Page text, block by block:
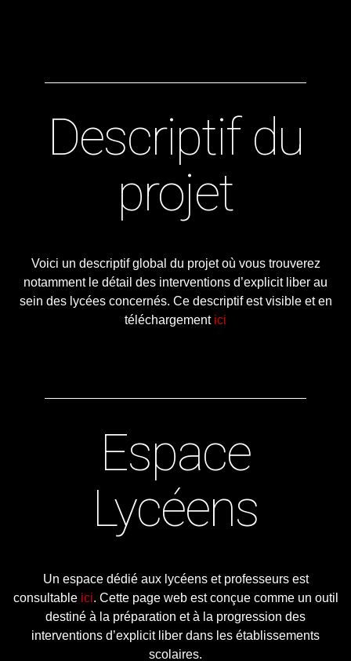
Descriptif du
projet
Voici un descriptif global du projet où vous trouverez
notamment le détail des interventions d’explicit liber au
sein des lycées concernés. Ce descriptif est visible et en
téléchargement ici
Espace
Lycéens
Un espace dédié aux lycéens et professeurs est
consultable ici. Cette page web est conçue comme un outil
destiné à la préparation et à la progression des
interventions d’explicit liber dans les établissements
scolaires.